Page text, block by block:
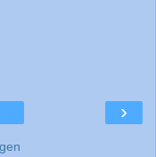
›